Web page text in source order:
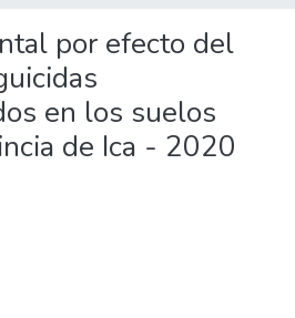
por efecto del
en los suelos
de Ica - 2020